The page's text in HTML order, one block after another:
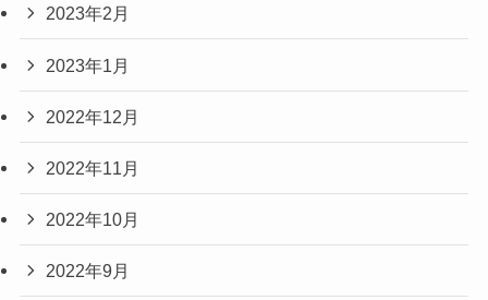
2023年2月
2023年1月
2022年12月
2022年11月
2022年10月
2022年9月